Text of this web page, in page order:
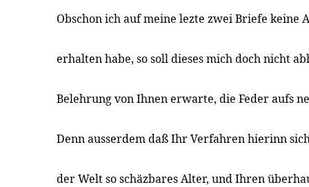
Obschon ich auf meine lezte zwei Briefe keine
erhalten habe, so soll dieses mich doch nicht
Belehrung von Ihnen erwarte, die Feder aufs
Denn ausserdem daß Ihr Verfahren hierinn
der Welt so schäzbares Alter, und Ihren